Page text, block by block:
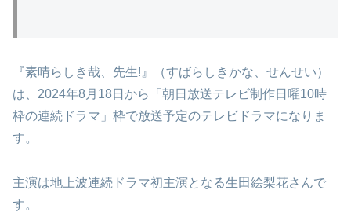
『素晴らしき哉、先生!』（すばらしきかな、せんせい）
は、2024年8月18日から「朝日放送テレビ制作日曜10時
枠の連続ドラマ」枠で放送予定のテレビドラマになりま
す。
主演は地上波連続ドラマ初主演となる生田絵梨花さんで
す。